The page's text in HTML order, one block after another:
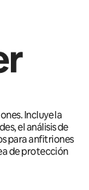
Incluye la
el análisis de
para anfitriones
de protección